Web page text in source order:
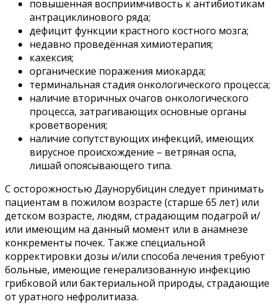
повышенная восприимчивость к антибиотикам
антрациклинового ряда;
дефицит функции крастного костного мозга;
недавно проведённая химиотерапия;
кахексия;
органические поражения миокарда;
терминальная стадия онкологического процесса;
наличие вторичных очагов онкологического
процесса, затрагивающих основные органы
кроветворения;
наличие сопутствующих инфекций, имеющих
вирусное происхождение – ветряная оспа,
лишай опоясывающего типа.
С осторожностью Даунорубицин следует принимать
пациентам в пожилом возрасте (старше 65 лет) или
детском возрасте, людям, страдающим подагрой и/
или имеющим на данный момент или в анамнезе
конкременты почек. Также специальной
корректировки дозы и/или способа лечения требуют
больные, имеющие генерализованную инфекцию
грибковой или бактериальной природы, страдающие
от уратного нефролитиаза.